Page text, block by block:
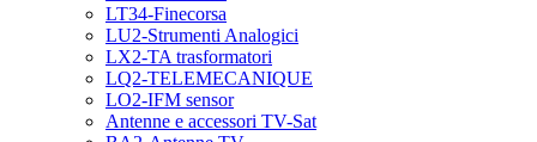
LT34-Finecorsa
LU2-Strumenti Analogici
LX2-TA trasformatori
LQ2-TELEMECANIQUE
LO2-IFM sensor
Antenne e accessori TV-Sat